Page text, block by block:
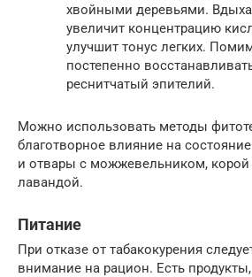
хвойными деревьями.
увеличит концентрацию
улучшит тонус легких.
постепенно
реснитчатый эпителий.
Можно использовать методы
благотворное влияние на
и отвары с можжевельником, корой
лавандой.
Питание
При отказе от табакокурения
внимание на рацион. Есть